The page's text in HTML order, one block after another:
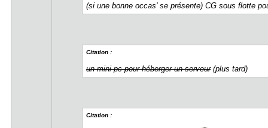
(si une bonne occas' se présente) CG sous flotte
Citation :
un mini pc pour héberger un serveur(plus tard)
Citation :